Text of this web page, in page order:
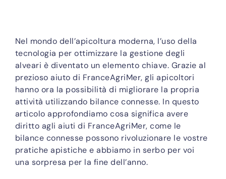
Nel mondo dell’apicoltura moderna, l’uso della
tecnologia per ottimizzare la gestione degli
alveari è diventato un elemento chiave. Grazie al
prezioso aiuto di FranceAgriMer, gli apicoltori
hanno ora la possibilità di migliorare la propria
attività utilizzando bilance connesse. In questo
articolo approfondiamo cosa significa avere
diritto agli aiuti di FranceAgriMer, come le
bilance connesse possono rivoluzionare le vostre
pratiche apistiche e abbiamo in serbo per voi
una sorpresa per la fine dell’anno.